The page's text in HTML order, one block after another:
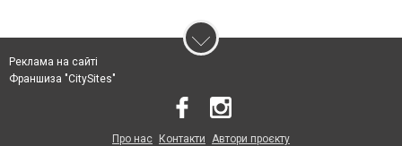
Реклама на сайті
Франшиза "CitySites"
Про нас Контакти Автори проєкту